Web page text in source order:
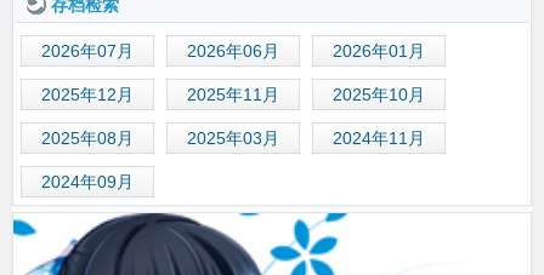
存档检索
2026年07月 2026年06月 2026年01月
2025年12月 2025年11月 2025年10月
2025年08月 2025年03月 2024年11月
2024年09月